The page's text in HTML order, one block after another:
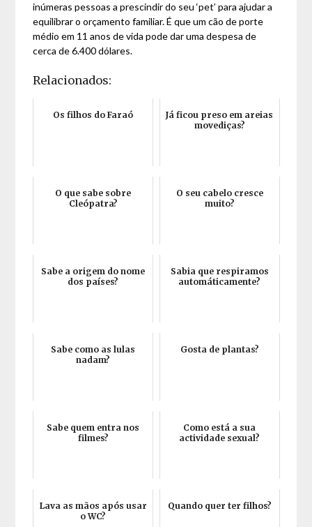
inúmeras pessoas a prescindir do seu ‘pet’ para ajudar a
equilibrar o orçamento familiar. É que um cão de porte
médio em 11 anos de vida pode dar uma despesa de
cerca de 6.400 dólares.
Relacionados:
Os filhos do Faraó
Já ficou preso em areias
movediças?
O que sabe sobre
Cleópatra?
O seu cabelo cresce
muito?
Sabe a origem do nome
dos países?
Sabia que respiramos
automáticamente?
Sabe como as lulas
nadam?
Gosta de plantas?
Sabe quem entra nos
filmes?
Como está a sua
actividade sexual?
Lava as mãos após usar
o WC?
Quando quer ter filhos?